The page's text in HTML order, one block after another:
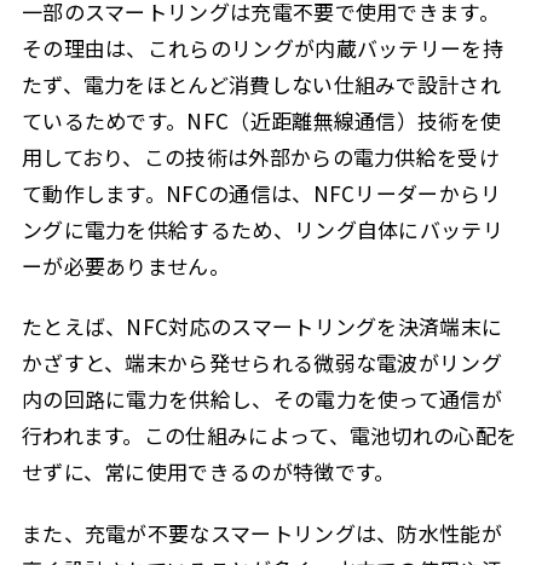
一部のスマートリングは充電不要で使用できます。
その理由は、これらのリングが内蔵バッテリーを持
たず、電力をほとんど消費しない仕組みで設計され
ているためです。NFC（近距離無線通信）技術を使
用しており、この技術は外部からの電力供給を受け
て動作します。NFCの通信は、NFCリーダーからリ
ングに電力を供給するため、リング自体にバッテリ
ーが必要ありません。
たとえば、NFC対応のスマートリングを決済端末に
かざすと、端末から発せられる微弱な電波がリング
内の回路に電力を供給し、その電力を使って通信が
行われます。この仕組みによって、電池切れの心配を
せずに、常に使用できるのが特徴です。
また、充電が不要なスマートリングは、防水性能が